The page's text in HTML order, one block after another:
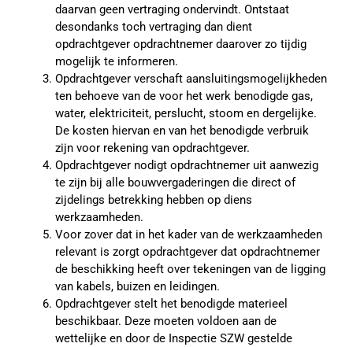
daarvan geen vertraging ondervindt. Ontstaat
desondanks toch vertraging dan dient
opdrachtgever opdrachtnemer daarover zo tijdig
mogelijk te informeren.
Opdrachtgever verschaft aansluitingsmogelijkheden
ten behoeve van de voor het werk benodigde gas,
water, elektriciteit, perslucht, stoom en dergelijke.
De kosten hiervan en van het benodigde verbruik
zijn voor rekening van opdrachtgever.
Opdrachtgever nodigt opdrachtnemer uit aanwezig
te zijn bij alle bouwvergaderingen die direct of
zijdelings betrekking hebben op diens
werkzaamheden.
Voor zover dat in het kader van de werkzaamheden
relevant is zorgt opdrachtgever dat opdrachtnemer
de beschikking heeft over tekeningen van de ligging
van kabels, buizen en leidingen.
Opdrachtgever stelt het benodigde materieel
beschikbaar. Deze moeten voldoen aan de
wettelijke en door de Inspectie SZW gestelde